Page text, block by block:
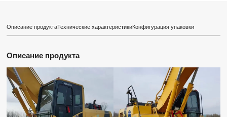
Описание продуктаТехнические характеристикиКонфигурация упаковки
Описание продукта